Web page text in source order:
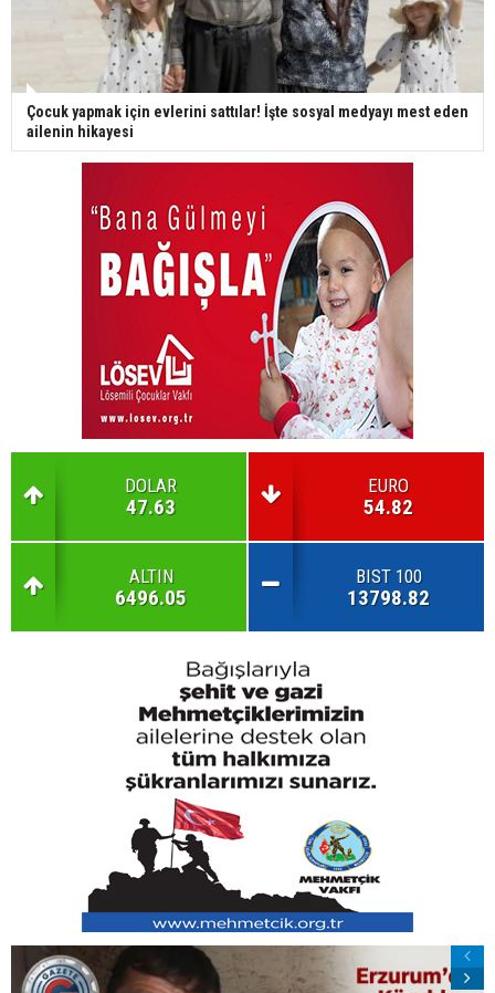
Çocuk yapmak için evlerini sattılar! İşte sosyal medyayı mest eden
ailenin hikayesi
DOLAR
47.63
EURO
54.82
ALTIN
6496.05
BIST 100
13798.82